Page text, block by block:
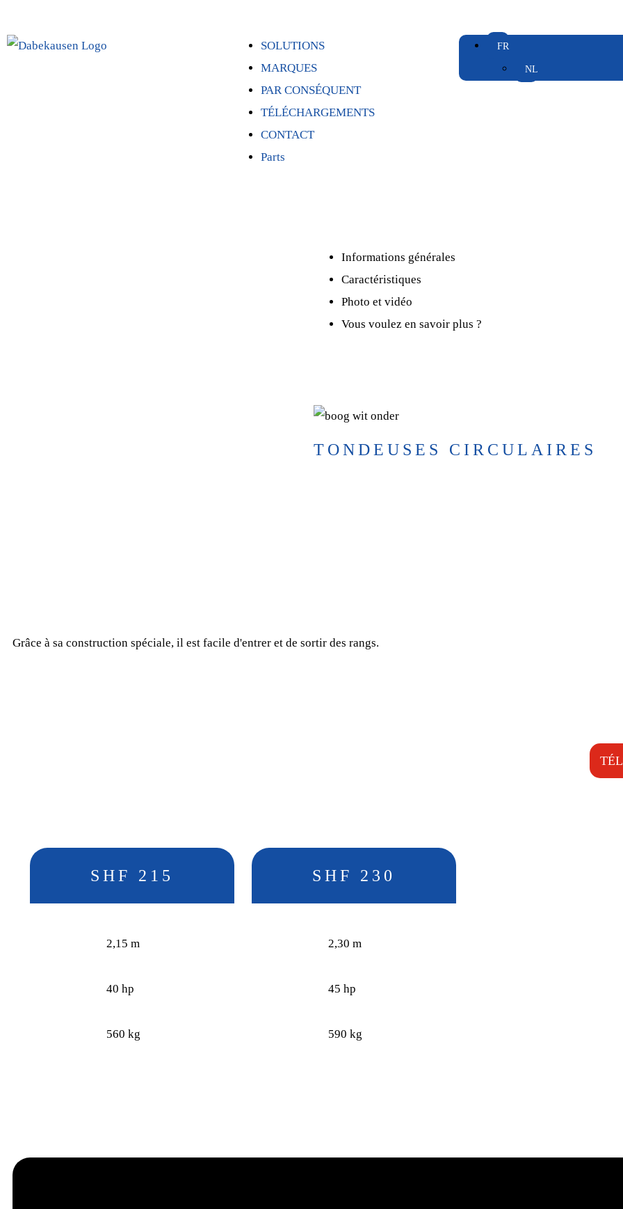
SOLUTIONS
MARQUES
PAR CONSÉQUENT
TÉLÉCHARGEMENTS
CONTACT
Parts
Informations générales
Caractéristiques
Photo et vidéo
Vous voulez en savoir plus ?
TONDEUSES CIRCULAIRES
Grâce à sa construction spéciale, il est facile d'entrer et de sortir des rangs.
SHF 215
2,15 m
40 hp
560 kg
SHF 230
2,30 m
45 hp
590 kg